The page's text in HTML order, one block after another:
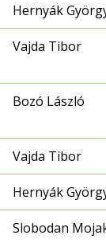
Hernyák
Vajda Tibor
Bozó László
Vajda Tibor
Hernyák
Slobodan